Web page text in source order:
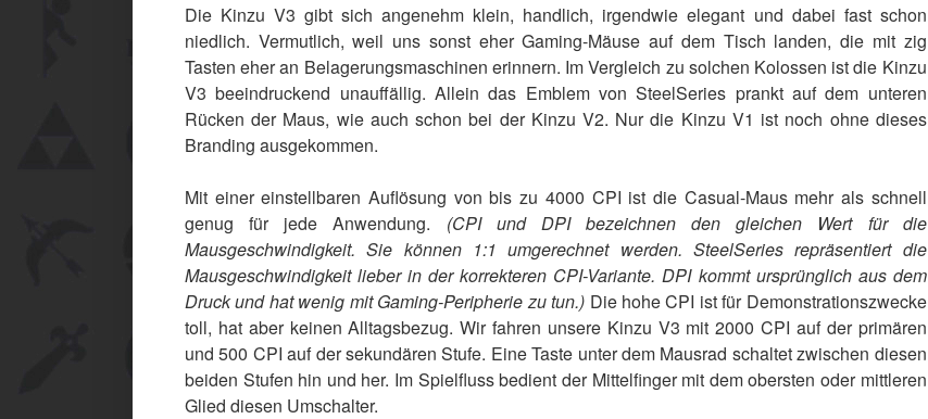
Die Kinzu V3 gibt sich angenehm klein, handlich, irgendwie elegant und dabei fast schon
niedlich. Vermutlich, weil uns sonst eher Gaming-Mäuse auf dem Tisch landen, die mit zig
Tasten eher an Belagerungsmaschinen erinnern. Im Vergleich zu solchen Kolossen ist die Kinzu
V3 beeindruckend unauffällig. Allein das Emblem von SteelSeries prankt auf dem unteren
Rücken der Maus, wie auch schon bei der Kinzu V2. Nur die Kinzu V1 ist noch ohne dieses
Branding ausgekommen.
Mit einer einstellbaren Auflösung von bis zu 4000 CPI ist die Casual-Maus mehr als schnell
genug für jede Anwendung. (CPI und DPI bezeichnen den gleichen Wert für die
Mausgeschwindigkeit. Sie können 1:1 umgerechnet werden. SteelSeries repräsentiert die
Mausgeschwindigkeit lieber in der korrekteren CPI-Variante. DPI kommt ursprünglich aus dem
Druck und hat wenig mit Gaming-Peripherie zu tun.) Die hohe CPI ist für Demonstrationszwecke
toll, hat aber keinen Alltagsbezug. Wir fahren unsere Kinzu V3 mit 2000 CPI auf der primären
und 500 CPI auf der sekundären Stufe. Eine Taste unter dem Mausrad schaltet zwischen diesen
beiden Stufen hin und her. Im Spielfluss bedient der Mittelfinger mit dem obersten oder mittleren
Glied diesen Umschalter.